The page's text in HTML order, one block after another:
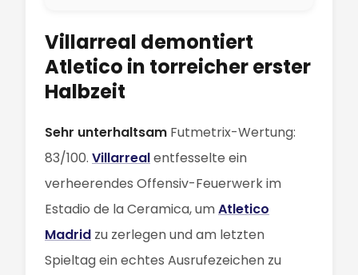
Villarreal demontiert
Atletico in torreicher erster
Halbzeit
Sehr unterhaltsam Futmetrix-Wertung:
83/100. Villarrealentfesselte ein
verheerendes Offensiv-Feuerwerk im
Estadio de la Ceramica, umAtletico
Madrid zu zerlegen und am letzten
Spieltag ein echtes Ausrufezeichen zu